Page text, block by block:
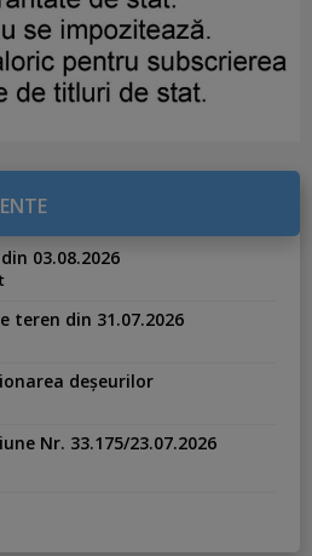
03.08.2026
teren din 31.07.2026
deșeurilor
Nr. 33.175/23.07.2026